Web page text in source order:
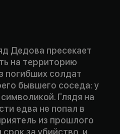
Дедова пресекает
на территорию
погибших солдат
бывшего соседа: у
Глядя на
едва не попал в
из прошлого
за убийство, и